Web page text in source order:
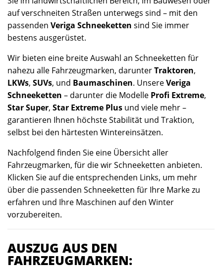
auf verschneiten Straßen unterwegs sind – mit den
passenden Veriga Schneeketten sind Sie immer
bestens ausgerüstet.
Wir bieten eine breite Auswahl an Schneeketten für
nahezu alle Fahrzeugmarken, darunterTraktoren,
LKWs, SUVs, und Baumaschinen. UnsereVeriga
Schneeketten – darunter die Modelle Profi Extreme,
Star Super, Star Extreme Plus und viele mehr –
garantieren Ihnen höchste Stabilität und Traktion,
selbst bei den härtesten Wintereinsätzen.
Nachfolgend finden Sie eine Übersicht aller
Fahrzeugmarken, für die wir Schneeketten anbieten.
Klicken Sie auf die entsprechenden Links, um mehr
über die passenden Schneeketten für Ihre Marke zu
erfahren und Ihre Maschinen auf den Winter
vorzubereiten.
AUSZUG AUS DEN
FAHRZEUGMARKEN: